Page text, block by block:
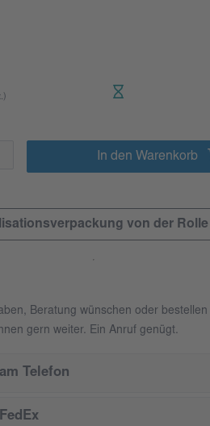
In den Warenkorb
von der Rolle
Beratung wünschen oder
gern weiter. Ein Anruf genügt.
Telefon